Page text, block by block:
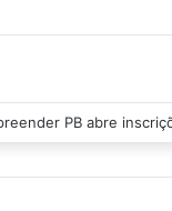
Ribeiro inspeciona